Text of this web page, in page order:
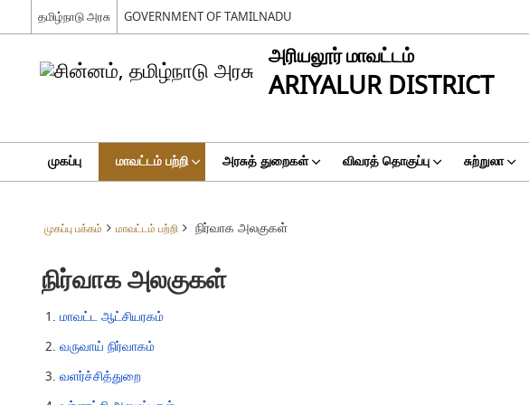
தமிழ்நாடு அரசு GOVERNMENT OF TAMILNADU
அரியலூர் மாவட்டம்
ARIYALUR DISTRICT
முகப்பு மாவட்டம் பற்றி அரசுத் துறைகள் விவரத் தொகுப்பு சுற்றுலா
முகப்பு பக்கம் மாவட்டம் பற்றி நிர்வாக அலகுகள்
நிர்வாக அலகுகள்
மாவட்ட ஆட்சியரகம்
வருவாய் நிர்வாகம்
வளர்ச்சித்துறை